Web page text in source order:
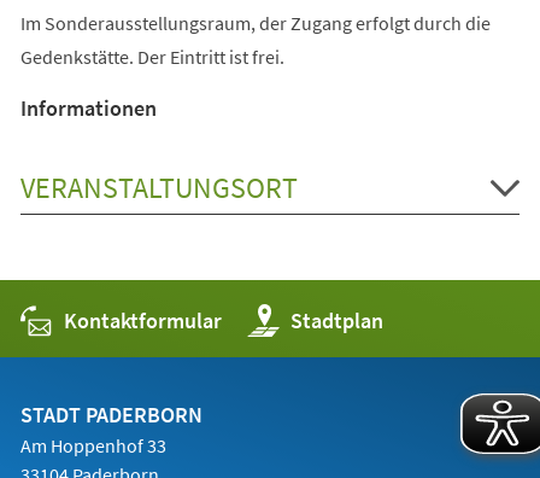
Im Sonderausstellungsraum, der Zugang erfolgt durch die
Gedenkstätte. Der Eintritt ist frei.
Informationen
VERANSTALTUNGSORT
Kontaktformular Stadtplan
(Öffnet
in
einem
STADT PADERBORN
Am Hoppenhof 33